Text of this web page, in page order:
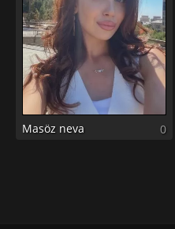
Masöz neva 0